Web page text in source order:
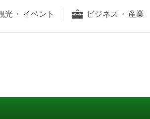
光 ・ イベント ビジネス ・ 産業